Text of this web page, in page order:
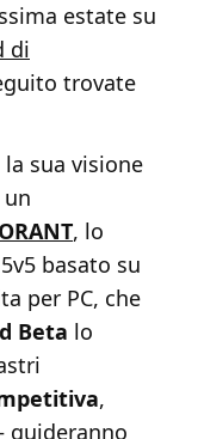
estate su
di
trovate
sua visione
, lo
basato su
per PC, che
Beta lo
,
guideranno